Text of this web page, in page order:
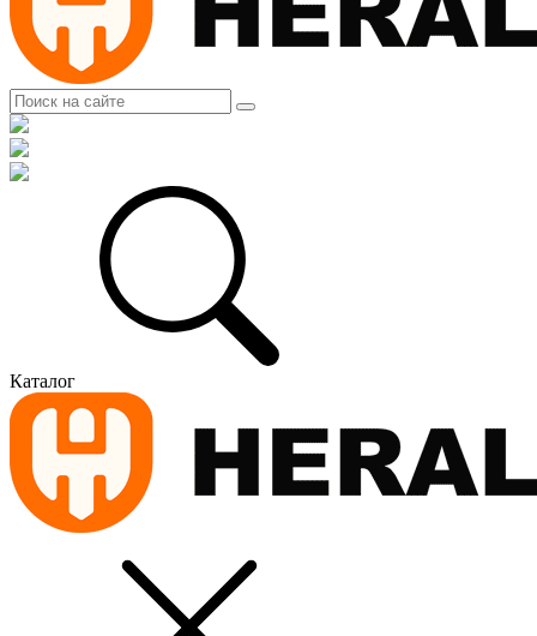
Каталог